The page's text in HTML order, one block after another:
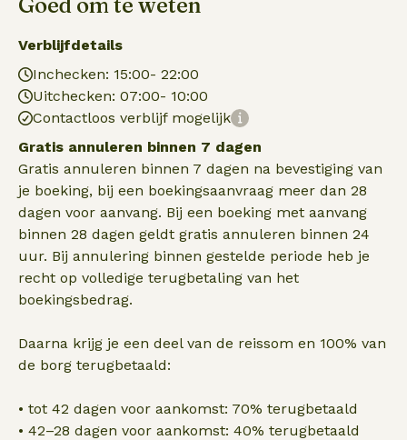
Verblijfdetails
Inchecken: 15:00- 22:00
Uitchecken: 07:00- 10:00
Contactloos verblijf mogelijk
Gratis annuleren binnen 7 dagen
Gratis annuleren binnen 7 dagen na bevestiging van
je boeking, bij een boekingsaanvraag meer dan 28
dagen voor aanvang. Bij een boeking met aanvang
binnen 28 dagen geldt gratis annuleren binnen 24
uur. Bij annulering binnen gestelde periode heb je
recht op volledige terugbetaling van het
boekingsbedrag.
Daarna krijg je een deel van de reissom en 100% van
de borg terugbetaald:
• tot 42 dagen voor aankomst: 70% terugbetaald
• 42–28 dagen voor aankomst: 40% terugbetaald